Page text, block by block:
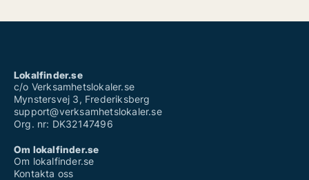
Lokalfinder.se
c/o Verksamhetslokaler.se
Mynstersvej 3, Frederiksberg
support@verksamhetslokaler.se
Org. nr: DK32147496
Om lokalfinder.se
Om lokalfinder.se
Kontakta oss